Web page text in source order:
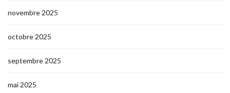
novembre 2025
octobre 2025
septembre 2025
mai 2025